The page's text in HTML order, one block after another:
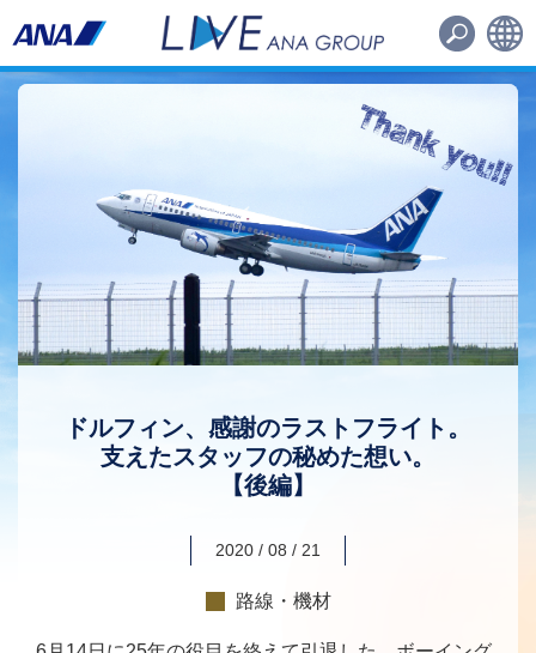
日本語 English
路線・機材
ドルフィン、感謝のラストフライト。
支えたスタッフの秘めた想い。
【後編】
2020 / 08 / 21
路線・機材